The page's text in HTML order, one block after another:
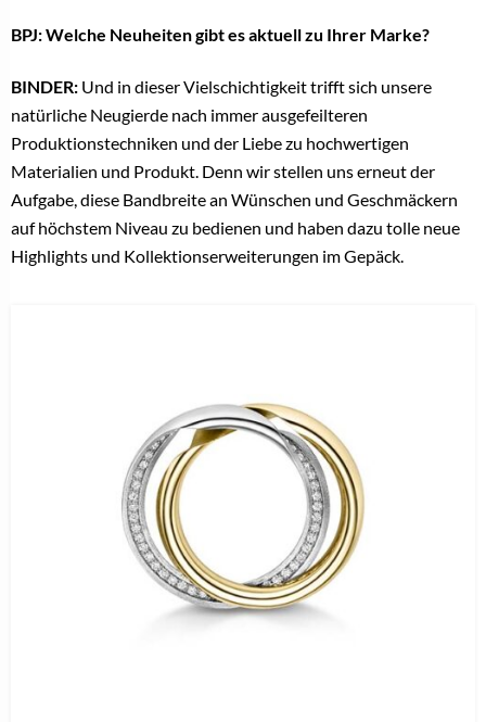
BPJ: Welche Neuheiten gibt es aktuell zu Ihrer Marke?
BINDER: Und in dieser Vielschichtigkeit trifft sich unsere
natürliche Neugierde nach immer ausgefeilteren
Produktionstechniken und der Liebe zu hochwertigen
Materialien und Produkt. Denn wir stellen uns erneut der
Aufgabe, diese Bandbreite an Wünschen und Geschmäckern
auf höchstem Niveau zu bedienen und haben dazu tolle neue
Highlights und Kollektionserweiterungen im Gepäck.